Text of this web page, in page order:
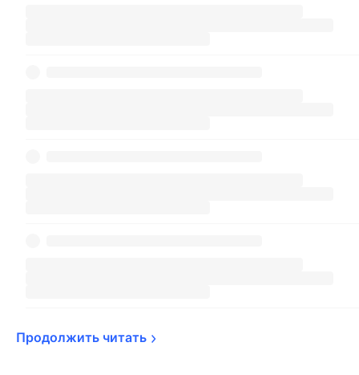
Продолжить читать